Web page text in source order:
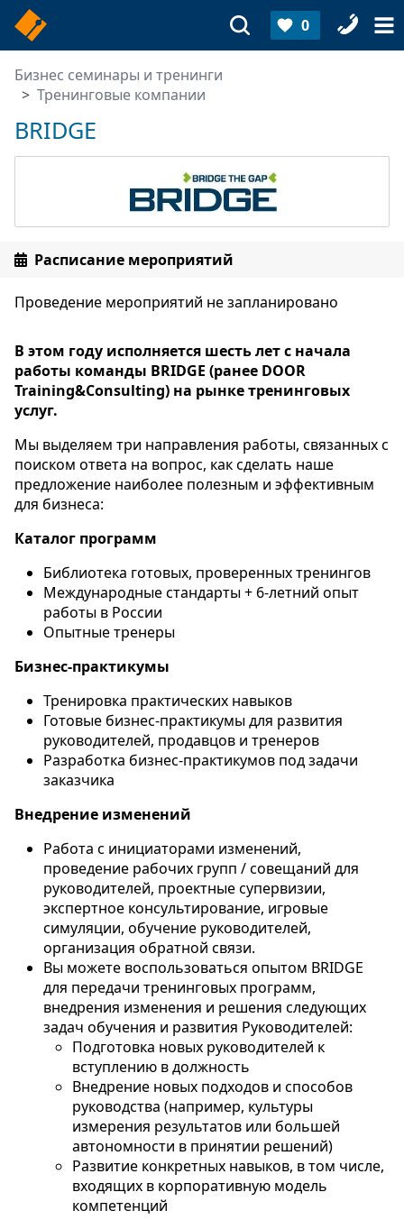
0
Бизнес семинары и тренинги
Тренинговые компании
BRIDGE
Расписание мероприятий
Проведение мероприятий не запланировано
В этом году исполняется шесть лет с начала
работы команды BRIDGE (ранее DOOR
Training&Сonsulting) на рынке тренинговых
услуг.
Мы выделяем три направления работы, связанных с
поиском ответа на вопрос, как сделать наше
предложение наиболее полезным и эффективным
для бизнеса:
Каталог программ
Библиотека готовых, проверенных тренингов
Международные стандарты + 6-летний опыт
работы в России
Опытные тренеры
Бизнес-практикумы
Тренировка практических навыков
Готовые бизнес-практикумы для развития
руководителей, продавцов и тренеров
Разработка бизнес-практикумов под задачи
заказчика
Внедрение изменений
Работа с инициаторами изменений,
проведение рабочих групп / совещаний для
руководителей, проектные супервизии,
экспертное консультирование, игровые
симуляции, обучение руководителей,
организация обратной связи.
Вы можете воспользоваться опытом BRIDGE
для передачи тренинговых программ,
внедрения изменения и решения следующих
задач обучения и развития Руководителей:
Подготовка новых руководителей к
вступлению в должность
Внедрение новых подходов и способов
руководства (например, культуры
измерения результатов или большей
автономности в принятии решений)
Развитие конкретных навыков, в том числе,
входящих в корпоративную модель
компетенций